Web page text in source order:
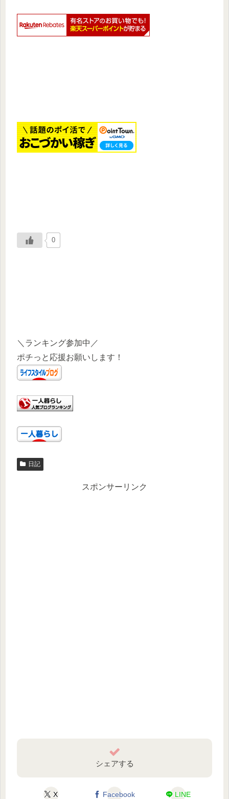
0
＼ランキング参加中／
ポチっと応援お願いします！
日記
スポンサーリンク
シェアする
X Facebook LINE